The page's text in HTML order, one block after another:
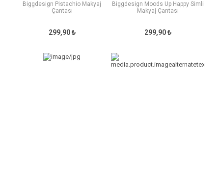
Biggdesign Pistachio Makyaj
Çantası
299,90 ₺
Biggdesign Moods Up Happy Simli
Makyaj Çantası
299,90 ₺